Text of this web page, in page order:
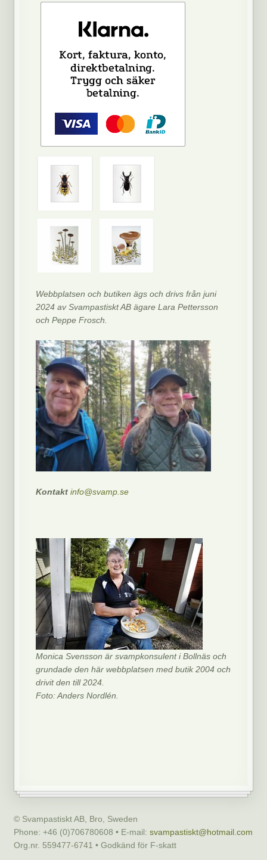
Webbplatsen och butiken ägs och drivs från juni
2024 av Svampastiskt AB ägare Lara Pettersson
och Peppe Frosch.
Kontaktinfo@svamp.se
Monica Svensson är svampkonsulent i Bollnäs och
grundade den här webbplatsen med butik 2004 och
drivit den till 2024.
Foto: Anders Nordlén.
© Svampastiskt AB, Bro, Sweden
Phone: +46 (0)706780608 • E-mail: svampastiskt@hotmail.com
Org.nr. 559477-6741 • Godkänd för F-skatt